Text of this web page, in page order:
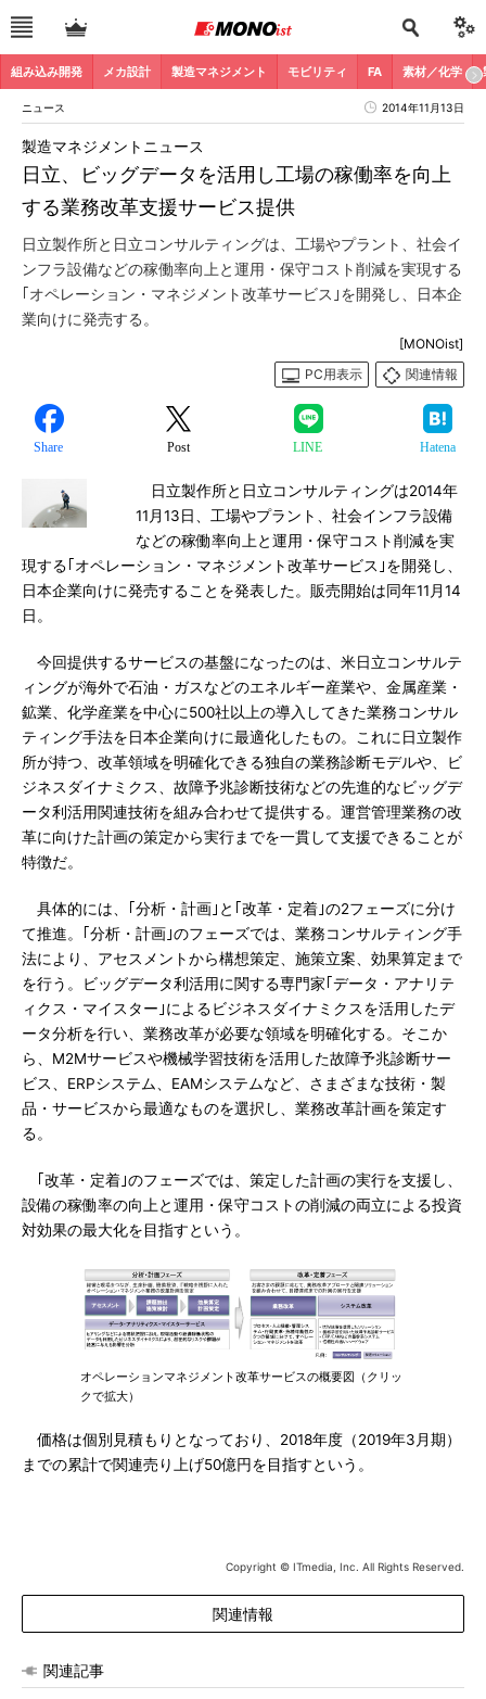
組み込み開発 メカ設計 製造マネジメント モビリティ FA 素材／化学
ニュース 2014年11月13日
日立、ビッグデータを活用し工場の稼働率を向上
する業務改革支援サービス提供
製造マネジメントニュース
日立製作所と日立コンサルティングは、工場やプラント、社会イ
ンフラ設備などの稼働率向上と運用・保守コスト削減を実現する
｢オペレーション・マネジメント改革サービス｣を開発し、日本企
業向けに発売する。
[MONOist]
PC用表示
関連情報
Share Post LINE Hatena
日立製作所と日立コンサルティングは2014年
11月13日、工場やプラント、社会インフラ設備
などの稼働率向上と運用・保守コスト削減を実
現する｢オペレーション・マネジメント改革サービス｣を開発し、
日本企業向けに発売することを発表した。販売開始は同年11月14
日。
今回提供するサービスの基盤になったのは、米日立コンサルテ
ィングが海外で石油・ガスなどのエネルギー産業や、金属産業・
鉱業、化学産業を中心に500社以上の導入してきた業務コンサル
ティング手法を日本企業向けに最適化したもの。これに日立製作
所が持つ、改革領域を明確化できる独自の業務診断モデルや、ビ
ジネスダイナミクス、故障予兆診断技術などの先進的なビッグデ
ータ利活用関連技術を組み合わせて提供する。運営管理業務の改
革に向けた計画の策定から実行までを一貫して支援できることが
特徴だ。
具体的には、｢分析・計画｣と｢改革・定着｣の2フェーズに分け
て推進。｢分析・計画｣のフェーズでは、業務コンサルティング手
法により、アセスメントから構想策定、施策立案、効果算定まで
を行う。ビッグデータ利活用に関する専門家｢データ・アナリテ
ィクス・マイスター｣によるビジネスダイナミクスを活用したデ
ータ分析を行い、業務改革が必要な領域を明確化する。そこか
ら、M2Mサービスや機械学習技術を活用した故障予兆診断サー
ビス、ERPシステム、EAMシステムなど、さまざまな技術・製
品・サービスから最適なものを選択し、業務改革計画を策定す
る。
｢改革・定着｣のフェーズでは、策定した計画の実行を支援し、
設備の稼働率の向上と運用・保守コストの削減の両立による投資
対効果の最大化を目指すという。
オペレーションマネジメント改革サービスの概要図（クリッ
クで拡大）
価格は個別見積もりとなっており、2018年度（2019年3月期）
までの累計で関連売り上げ50億円を目指すという。
Copyright © ITmedia, Inc. All Rights Reserved.
関連情報
関連記事